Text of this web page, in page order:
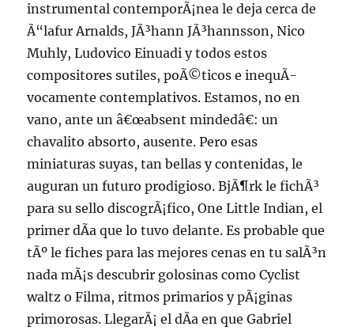
instrumental contemporÃ¡nea le deja cerca de
Ã“lafur Arnalds, JÃ³hann JÃ³hannsson, Nico
Muhly, Ludovico Einuadi y todos estos
compositores sutiles, poÃ©ticos e inequÃ­
vocamente contemplativos. Estamos, no en
vano, ante un â€œabsent mindedâ€: un
chavalito absorto, ausente. Pero esas
miniaturas suyas, tan bellas y contenidas, le
auguran un futuro prodigioso. BjÃ¶rk le fichÃ³
para su sello discogrÃ¡fico, One Little Indian, el
primer dÃ­a que lo tuvo delante. Es probable que
tÃº le fiches para las mejores cenas en tu salÃ³n
nada mÃ¡s descubrir golosinas como Cyclist
waltz o Filma, ritmos primarios y pÃ¡ginas
primorosas. LlegarÃ¡ el dÃ­a en que Gabriel